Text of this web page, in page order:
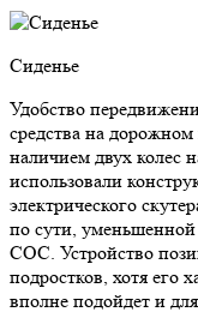
Сиденье
Удобство
средства на
наличием двух колес
использовали
электрического
по сути,
COC. Устройство
подростков, хотя его
вполне подойдет и